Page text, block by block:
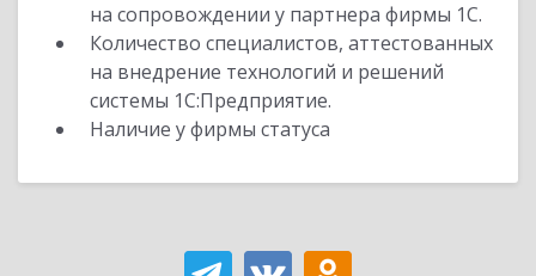
на сопровождении у партнера фирмы 1С.
Количество специалистов, аттестованных
на внедрение технологий и решений
системы 1С:Предприятие.
Наличие у фирмы статуса